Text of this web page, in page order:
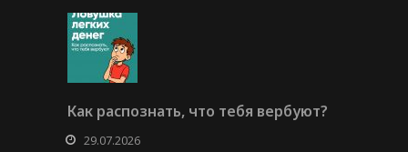
Как распознать, что тебя вербуют?
29.07.2026